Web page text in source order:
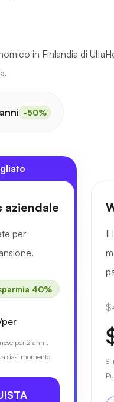
in Finlandia di
-50%
aziendale
per
40%
per 2 anni.
momento.
Il
Si